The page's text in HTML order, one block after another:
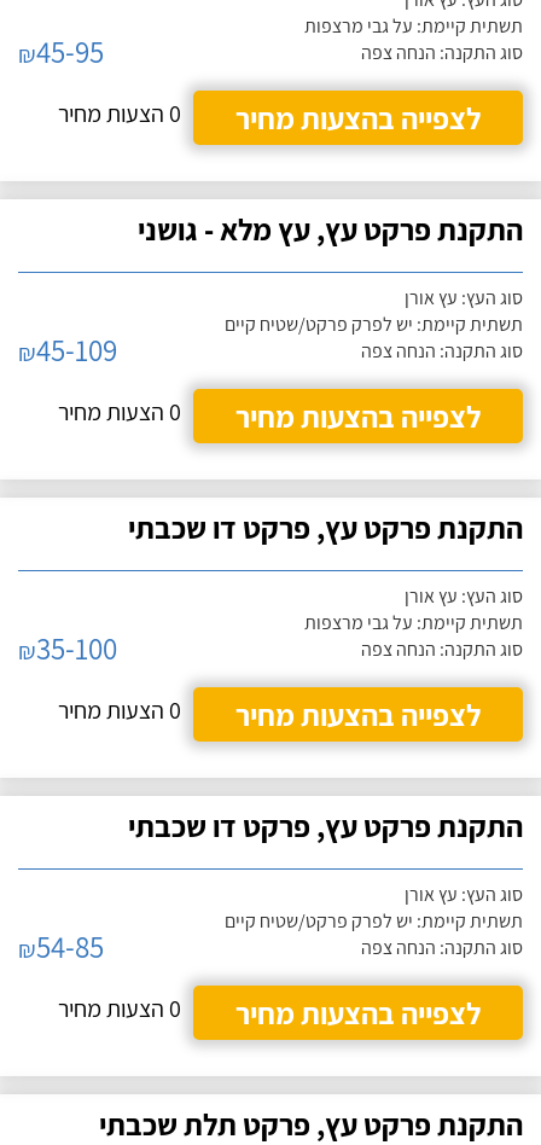
תשתית קיימת: על גבי מרצפות
סוג התקנה: הנחה צפה
₪45-95
לצפייה בהצעות מחיר
0 הצעות מחיר
התקנת פרקט עץ, עץ מלא - גושני
סוג העץ: עץ אורן
תשתית קיימת: יש לפרק פרקט/שטיח קיים
סוג התקנה: הנחה צפה
₪45-109
לצפייה בהצעות מחיר
0 הצעות מחיר
התקנת פרקט עץ, פרקט דו שכבתי
סוג העץ: עץ אורן
תשתית קיימת: על גבי מרצפות
סוג התקנה: הנחה צפה
₪35-100
לצפייה בהצעות מחיר
0 הצעות מחיר
התקנת פרקט עץ, פרקט דו שכבתי
סוג העץ: עץ אורן
תשתית קיימת: יש לפרק פרקט/שטיח קיים
סוג התקנה: הנחה צפה
₪54-85
לצפייה בהצעות מחיר
0 הצעות מחיר
התקנת פרקט עץ, פרקט תלת שכבתי